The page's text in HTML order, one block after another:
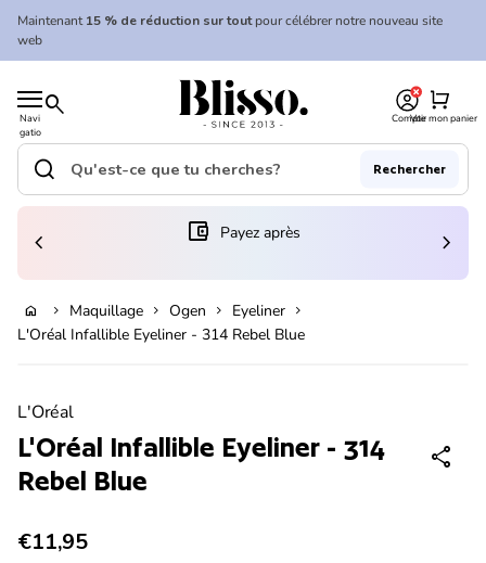
Skip to content
Maintenant15 % de réduction sur toutpour célébrer notre nouveau site
web
Navi
gatio
n
mobil
search
Accueil
CompteVoir mon panier
shopping_cart
Accueil
Recherche"
search Rechercher
(le lien s'ouvre dans un nouvel onglet/fenêtre)
account_balance_wallet Payez après
chevron_left chevron_right
home chevron_right Maquillage chevron_right Ogen chevron_right Eyeliner chevron_right
L'Oréal Infallible Eyeliner - 314 Rebel Blue
L'Oréal
L'Oréal Infallible Eyeliner - 314
Rebel Blue
share
Prix normal
€11,95